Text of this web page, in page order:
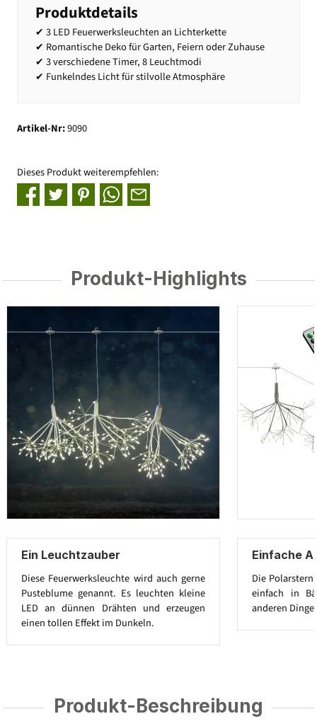
Produktdetails
✔ 3 LED Feuerwerksleuchten an Lichterkette
✔ Romantische Deko für Garten, Feiern oder Zuhause
✔ 3 verschiedene Timer, 8 Leuchtmodi
✔ Funkelndes Licht für stilvolle Atmosphäre
Artikel-Nr:9090
Dieses Produkt weiterempfehlen:
Produkt-Highlights
Ein Leuchtzauber
Diese Feuerwerksleuchte wird auch gerne
Pusteblume genannt. Es leuchten kleine
LED an dünnen Drähten und erzeugen
einen tollen Effekt im Dunkeln.
Einfache
Die
einfach in
anderen
Produkt-Beschreibung